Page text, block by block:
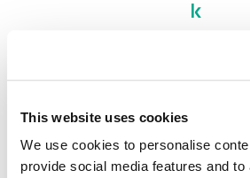
This website uses cookies
We use cookies to personalise
provide social media features and
スマートテレビ セキ